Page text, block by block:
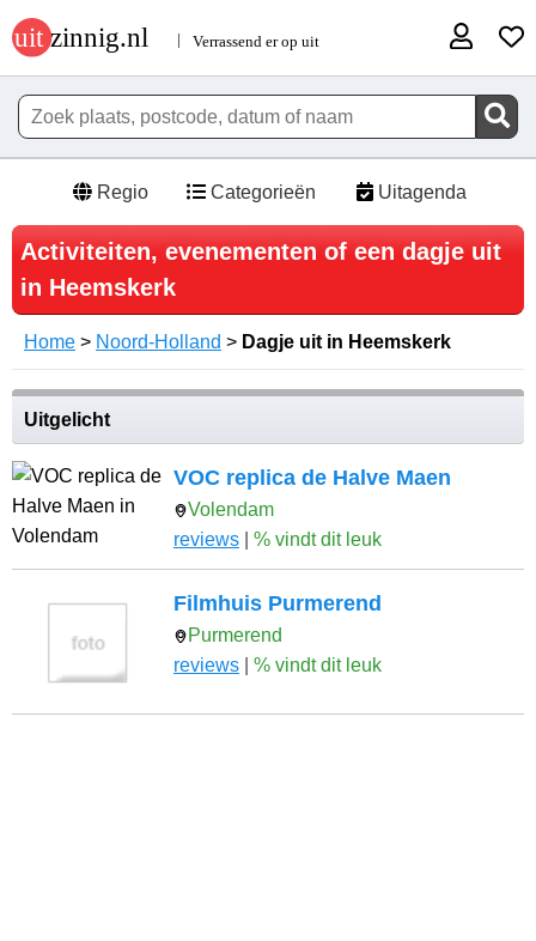
Regio Categorieën Uitagenda
Activiteiten, evenementen of een dagje uit
in Heemskerk
Home > Noord-Holland > Dagje uit in Heemskerk
Uitgelicht
VOC replica de Halve Maen
Volendam
reviews
% vindt dit leuk
Filmhuis Purmerend
Purmerend
reviews
% vindt dit leuk